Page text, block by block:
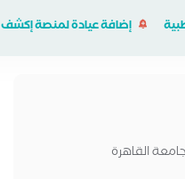
إضافة عيادة لمنصة إكشف
القاهرة